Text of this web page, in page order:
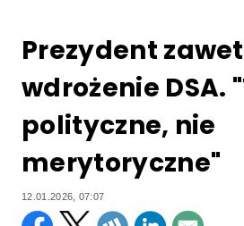
Prezydent
wdrożenie DSA.
polityczne, nie
merytoryczne"
12.01.2026, 07:07